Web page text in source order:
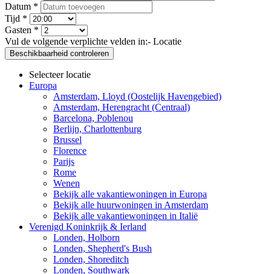
Datum *
Tijd *
Gasten *
Vul de volgende verplichte velden in:- Locatie
Beschikbaarheid controleren
Selecteer locatie
Europa
Amsterdam, Lloyd (Oostelijk Havengebied)
Amsterdam, Herengracht (Centraal)
Barcelona, Poblenou
Berlijn, Charlottenburg
Brussel
Florence
Parijs
Rome
Wenen
Bekijk alle vakantiewoningen in Europa
Bekijk alle huurwoningen in Amsterdam
Bekijk alle vakantiewoningen in Italië
Verenigd Koninkrijk & Ierland
Londen, Holborn
Londen, Shepherd's Bush
Londen, Shoreditch
Londen, Southwark